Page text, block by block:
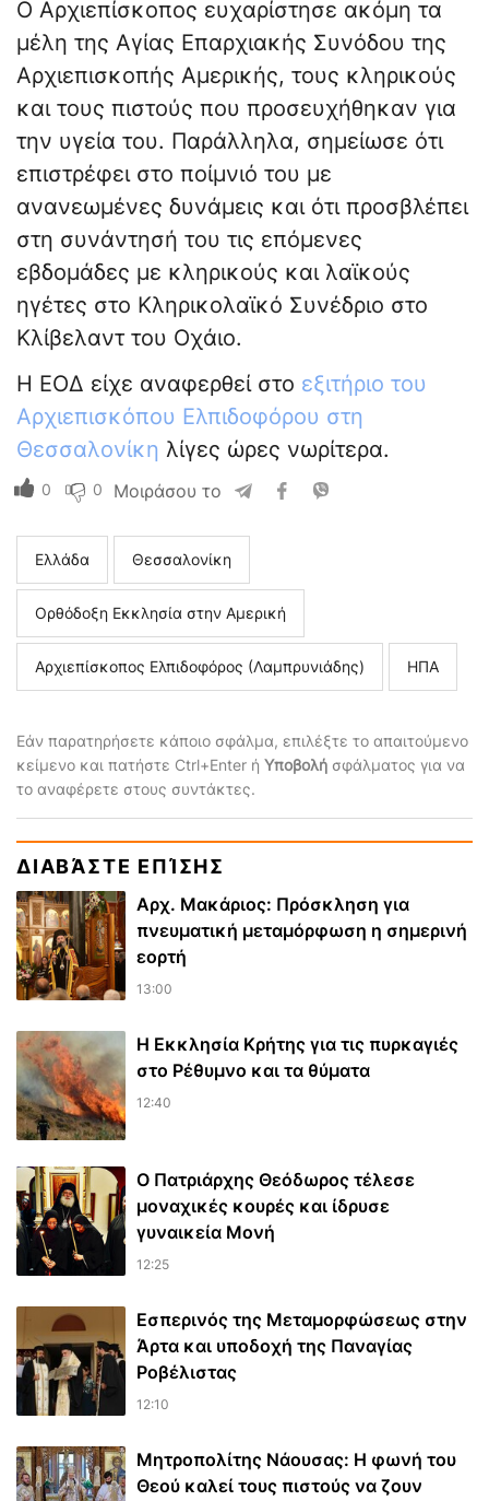
Ο Αρχιεπίσκοπος ευχαρίστησε ακόμη τα
μέλη της Αγίας Επαρχιακής Συνόδου της
Αρχιεπισκοπής Αμερικής, τους κληρικούς
και τους πιστούς που προσευχήθηκαν για
την υγεία του. Παράλληλα, σημείωσε ότι
επιστρέφει στο ποίμνιό του με
ανανεωμένες δυνάμεις και ότι προσβλέπει
στη συνάντησή του τις επόμενες
εβδομάδες με κληρικούς και λαϊκούς
ηγέτες στο Κληρικολαϊκό Συνέδριο στο
Κλίβελαντ του Οχάιο.
Η ΕΟΔ είχε αναφερθεί στο εξιτήριο του
Αρχιεπισκόπου Ελπιδοφόρου στη
Θεσσαλονίκη λίγες ώρες νωρίτερα.
0 0 Μοιράσου το
Ελλάδα Θεσσαλονίκη
Ορθόδοξη Εκκλησία στην Αμερική
Αρχιεπίσκοπος Ελπιδοφόρος (Λαμπρυνιάδης) ΗΠΑ
Εάν παρατηρήσετε κάποιο σφάλμα, επιλέξτε το απαιτούμενο
κείμενο και πατήστε Ctrl+Enter ή Υποβολή σφάλματος για να
το αναφέρετε στους συντάκτες.
ΔΙΑΒΆΣΤΕ ΕΠΊΣΗΣ
Αρχ. Μακάριος: Πρόσκληση για
πνευματική μεταμόρφωση η σημερινή
εορτή
13:00
Η Εκκλησία Κρήτης για τις πυρκαγιές
στο Ρέθυμνο και τα θύματα
12:40
Ο Πατριάρχης Θεόδωρος τέλεσε
μοναχικές κουρές και ίδρυσε
γυναικεία Μονή
12:25
Εσπερινός της Μεταμορφώσεως στην
Άρτα και υποδοχή της Παναγίας
Ροβέλιστας
12:10
Μητροπολίτης Νάουσας: Η φωνή του
Θεού καλεί τους πιστούς να ζουν